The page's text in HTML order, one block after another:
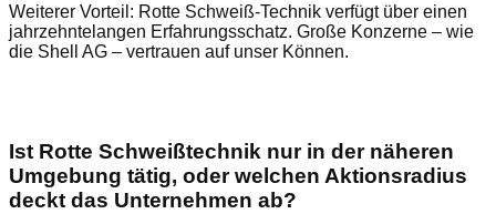
Weiterer Vorteil: Rotte Schweiß-Technik verfügt über einen
jahrzehntelangen Erfahrungsschatz. Große Konzerne – wie
die Shell AG – vertrauen auf unser Können.
Ist Rotte Schweißtechnik nur in der näheren
Umgebung tätig, oder welchen Aktionsradius
deckt das Unternehmen ab?